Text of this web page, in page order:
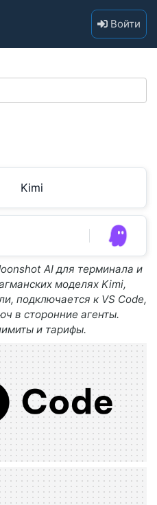
Войти
Kimi
AI для терминала и
моделях Kimi,
подключается к VS Code,
в сторонние агенты.
и тарифы.